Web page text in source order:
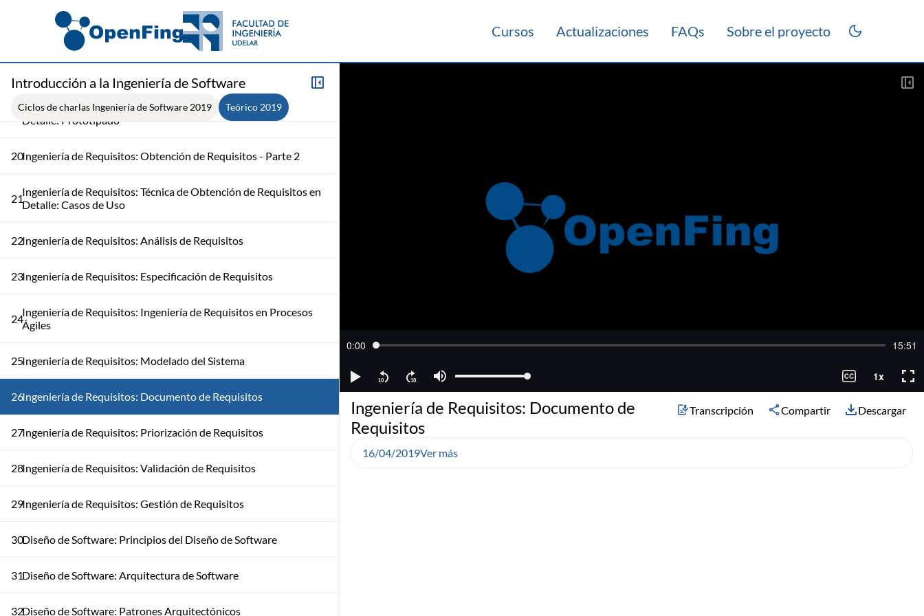
Cursos Actualizaciones FAQs Sobre el proyecto
Introducción a la Ingeniería de Software
Ciclos de charlas Ingeniería de Software 2019 Teórico 2019
Ingeniería de Requisitos: Procesos en la Ingeniería de Requisitos
19Ingeniería de Requisitos: Técnica de Obtención de Requisitos en
Detalle: Prototipado
20Ingeniería de Requisitos: Obtención de Requisitos - Parte 2
21Ingeniería de Requisitos: Técnica de Obtención de Requisitos en
Detalle: Casos de Uso
22Ingeniería de Requisitos: Análisis de Requisitos
23Ingeniería de Requisitos: Especificación de Requisitos
24Ingeniería de Requisitos: Ingeniería de Requisitos en Procesos
Ágiles
25Ingeniería de Requisitos: Modelado del Sistema
26Ingeniería de Requisitos: Documento de Requisitos
27Ingeniería de Requisitos: Priorización de Requisitos
28Ingeniería de Requisitos: Validación de Requisitos
29Ingeniería de Requisitos: Gestión de Requisitos
30Diseño de Software: Principios del Diseño de Software
31Diseño de Software: Arquitectura de Software
32Diseño de Software: Patrones Arquitectónicos
Ingeniería de Requisitos: Documento de
Requisitos
Transcripción Compartir Descargar
16/04/2019Ver más